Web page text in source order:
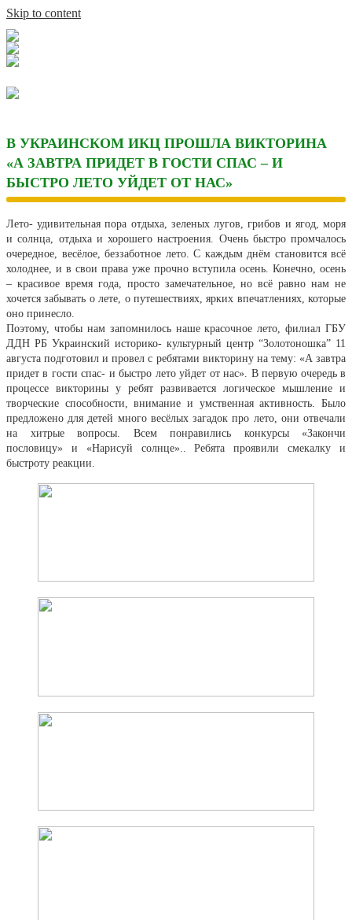
Skip to content
В УКРАИНСКОМ ИКЦ ПРОШЛА ВИКТОРИНА
«А ЗАВТРА ПРИДЕТ В ГОСТИ СПАС – И
БЫСТРО ЛЕТО УЙДЕТ ОТ НАС»
Лето- удивительная пора отдыха, зеленых лугов, грибов и ягод, моря
и солнца, отдыха и хорошего настроения. Очень быстро промчалось
очередное, весёлое, беззаботное лето. С каждым днём становится всё
холоднее, и в свои права уже прочно вступила осень. Конечно, осень
– красивое время года, просто замечательное, но всё равно нам не
хочется забывать о лете, о путешествиях, ярких впечатлениях, которые
оно принесло.
Поэтому, чтобы нам запомнилось наше красочное лето, филиал ГБУ
ДДН РБ Украинский историко- культурный центр “Золотоношка” 11
августа подготовил и провел с ребятами викторину на тему: «А завтра
придет в гости спас- и быстро лето уйдет от нас». В первую очередь в
процессе викторины у ребят развивается логическое мышление и
творческие способности, внимание и умственная активность. Было
предложено для детей много весёлых загадок про лето, они отвечали
на хитрые вопросы. Всем понравились конкурсы «Закончи
пословицу» и «Нарисуй солнце».. Ребята проявили смекалку и
быстроту реакции.